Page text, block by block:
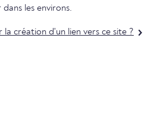
les environs.
la création d'un lien vers ce site ?